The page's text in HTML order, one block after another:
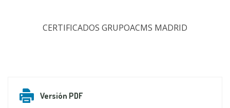
CERTIFICADOS GRUPOACMS MADRID
Versión PDF